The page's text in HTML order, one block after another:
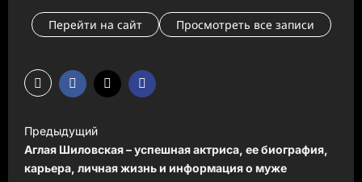
Перейти на сайт Просмотреть все записи
а
в
Предыдущий
Аглая Шиловская – успешная актриса, ее биография,
карьера, личная жизнь и информация о муже